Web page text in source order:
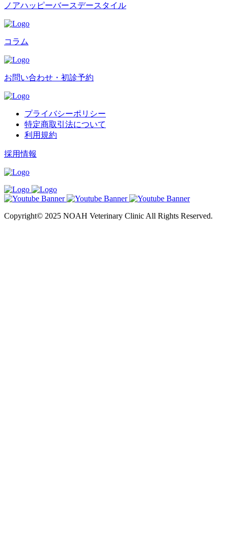
ノアハッピーバースデースタイル
コラム
お問い合わせ・初診予約
プライバシーポリシー
特定商取引法について
利用規約
採用情報
Copyright© 2025 NOAH Veterinary Clinic All Rights Reserved.